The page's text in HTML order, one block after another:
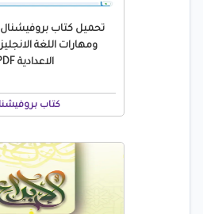
تحميل كتاب
ومهارات اللغة
الاعدادية PDF
كتاب